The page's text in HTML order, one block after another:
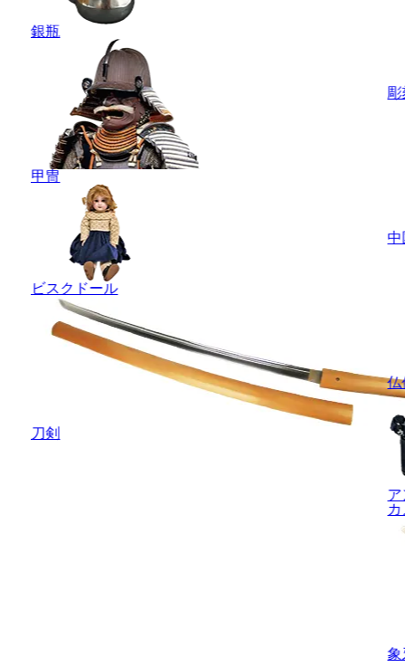
銀瓶
甲冑
ビスクドール
刀剣
彫
中
仏
ア
象